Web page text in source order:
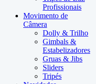
Profissionais
Movimento de
Câmera
Dolly & Trilho
Gimbals &
Estabelizadores
Gruas & Jibs
Sliders
Tripés